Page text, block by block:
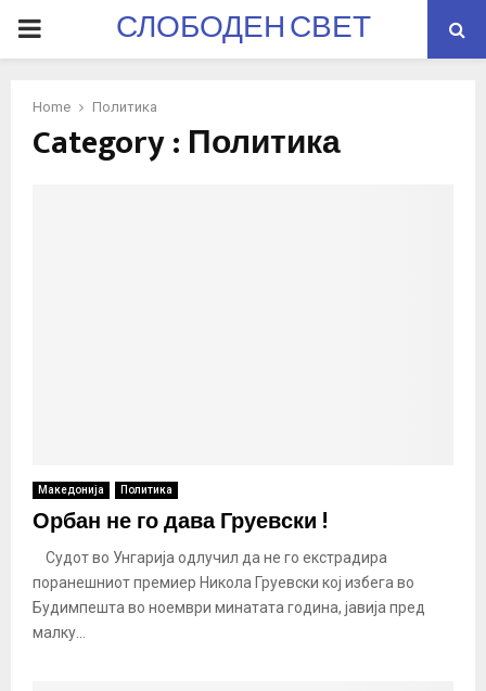
PRIMARYСЛОБОДЕН СВЕТ
Home Политика
Category : Политика
Македонија Политика
Орбан не го дава Груевски !
Судот во Унгарија одлучил да не го екстрадира
поранешниот премиер Никола Груевски кој избега во
Будимпешта во ноември минатата година, јавија пред
малку...